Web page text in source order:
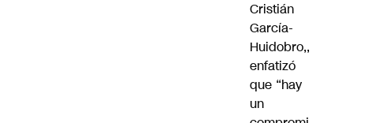
Cristián
García-
Huidobro,,
enfatizó
que “hay
un